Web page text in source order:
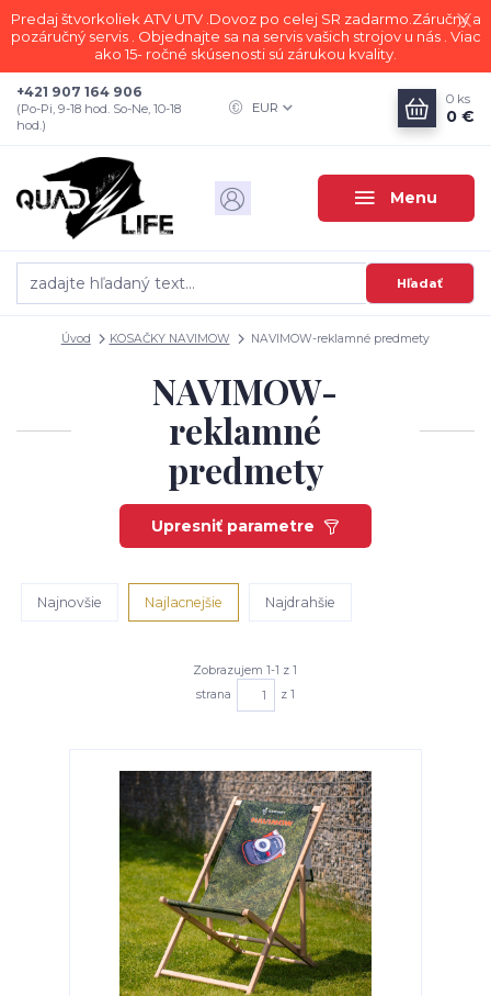
Predaj štvorkoliek ATV UTV .Dovoz po celej SR zadarmo.Záručný a
pozáručný servis . Objednajte sa na servis vašich strojov u nás . Viac
ako 15- ročné skúsenosti sú zárukou kvality.
Menu
EUR
Hľadať
+421 907 164 906
(Po-Pi, 9-18 hod. So-Ne, 10-18
hod.)
0 ks
0 €
Úvod KOSAČKY NAVIMOW NAVIMOW-reklamné predmety
NAVIMOW-
reklamné
predmety
Upresniť parametre
Najnovšie Najlacnejšie Najdrahšie
Zobrazujem 1-1 z 1
strana
z 1